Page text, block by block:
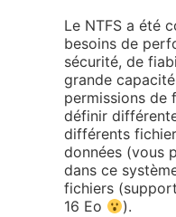
Le NTFS a été
besoins de
sécurité, de
grande
permissions de
définir
différents
données (vous
dans ce
fichiers
16 Eo
).